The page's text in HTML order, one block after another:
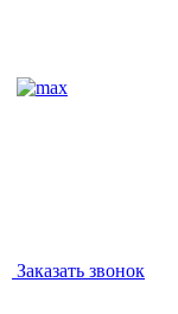
Заказать звонок